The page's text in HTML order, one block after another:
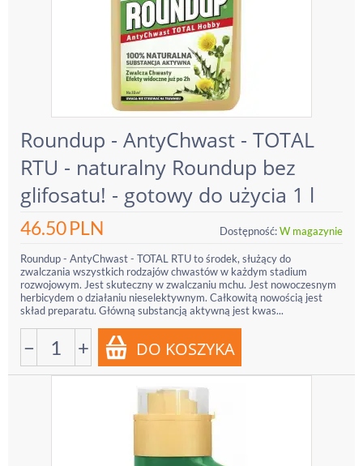
Roundup - AntyChwast - TOTAL
RTU - naturalny Roundup bez
glifosatu! - gotowy do użycia 1 l
46.50PLN Dostępność:W magazynie
Roundup - AntyChwast - TOTAL RTU to środek, służący do
zwalczania wszystkich rodzajów chwastów w każdym stadium
rozwojowym. Jest skuteczny w zwalczaniu mchu. Jest nowoczesnym
herbicydem o działaniu nieselektywnym. Całkowitą nowością jest
skład preparatu. Główną substancją aktywną jest kwas...
− +